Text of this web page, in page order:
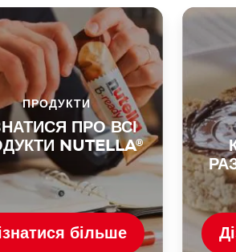
ПРОДУКТИ
ПРО ВСІ
NUTELLA®
більше